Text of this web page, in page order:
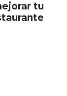
tu